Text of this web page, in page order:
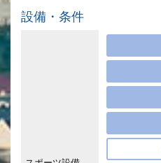
設備・条件